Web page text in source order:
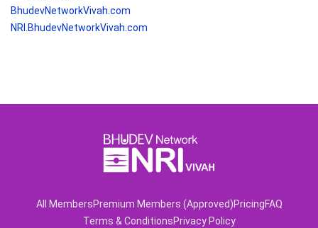
BhudevNetworkVivah.com
NRI.BhudevNetworkVivah.com
All MembersPremium Members (Approved)PricingFAQ
Terms & ConditionsPrivacy Policy